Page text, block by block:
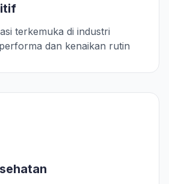
terkemuka di industri
dan kenaikan rutin